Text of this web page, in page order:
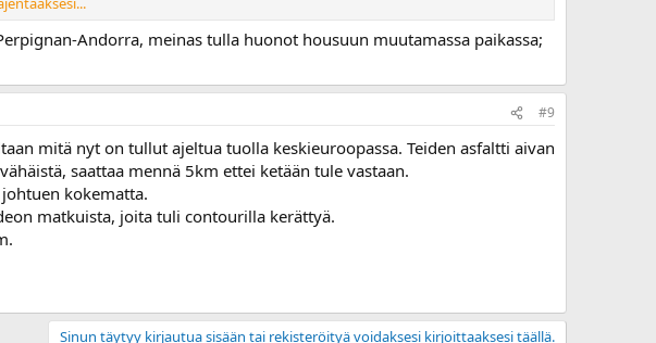
Andorra, meinas tulla huonot housuun muutamassa paikassa;
#9
mitä nyt on tullut ajeltua tuolla keskieuroopassa. Teiden asfaltti aivan
saattaa mennä 5km ettei ketään tule vastaan.
kokematta.
matkuista, joita tuli contourilla kerättyä.
Sinun täytyy kirjautua sisään tai rekisteröityä voidaksesi kirjoittaaksesi täällä.